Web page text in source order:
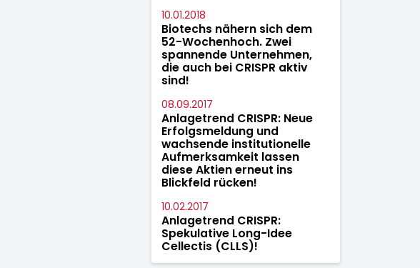
10.01.2018
Biotechs nähern sich dem
52-Wochenhoch. Zwei
spannende Unternehmen,
die auch bei CRISPR aktiv
sind!
08.09.2017
Anlagetrend CRISPR: Neue
Erfolgsmeldung und
wachsende institutionelle
Aufmerksamkeit lassen
diese Aktien erneut ins
Blickfeld rücken!
10.02.2017
Anlagetrend CRISPR:
Spekulative Long-Idee
Cellectis (CLLS)!